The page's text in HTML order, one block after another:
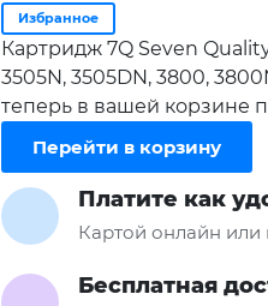
Избранное
Картридж 7Q Seven
3505N, 3505DN, 3800,
теперь в вашей корзине
Перейти в корзину
Платите как
Картой онлайн
Бесплатная